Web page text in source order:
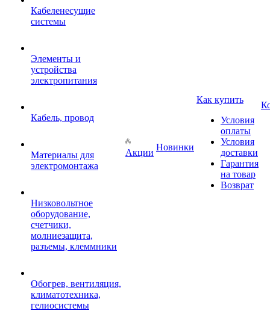
Кабеленесущие
системы
Элементы и
устройства
электропитания
Кабель, провод
Материалы для
электромонтажа
Низковольтное
оборудование,
счетчики,
молниезащита,
разъемы, клеммники
Обогрев, вентиляция,
климатотехника,
гелиосистемы
Акции
Новинки
Как купить
Условия
оплаты
Условия
доставки
Гарантия
на товар
Возврат